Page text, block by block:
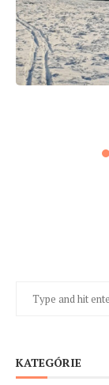
KATEGÓRIE